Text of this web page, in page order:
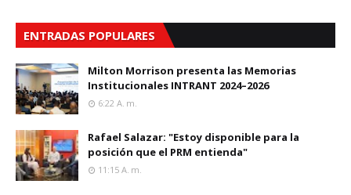
ENTRADAS POPULARES
Milton Morrison presenta las Memorias
Institucionales INTRANT 2024–2026
6:22 A. M.
Rafael Salazar: "Estoy disponible para la
posición que el PRM entienda"
11:15 A. M.